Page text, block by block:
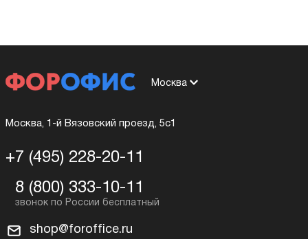
Москва
Москва, 1-й Вязовский проезд, 5с1
+7 (495) 228-20-11
8 (800) 333-10-11
shop@foroffice.ru